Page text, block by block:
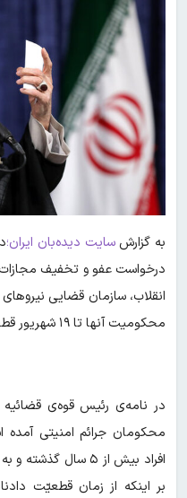
به گزارشسایت دیده‌بان ایران؛
درخواست عفو و تخفیف
انقلاب، سازمان قضایی
محکومیت آنها تا ۱۹ شهریور قطعیّت می‌یابد، درخواست شده است.
در نامه‌ی رئیس قوه‌ی قضائیه
محکومان جرائم امنیتی
افراد بیش از ۵ سال
بر اینکه از زمان قطعیّت